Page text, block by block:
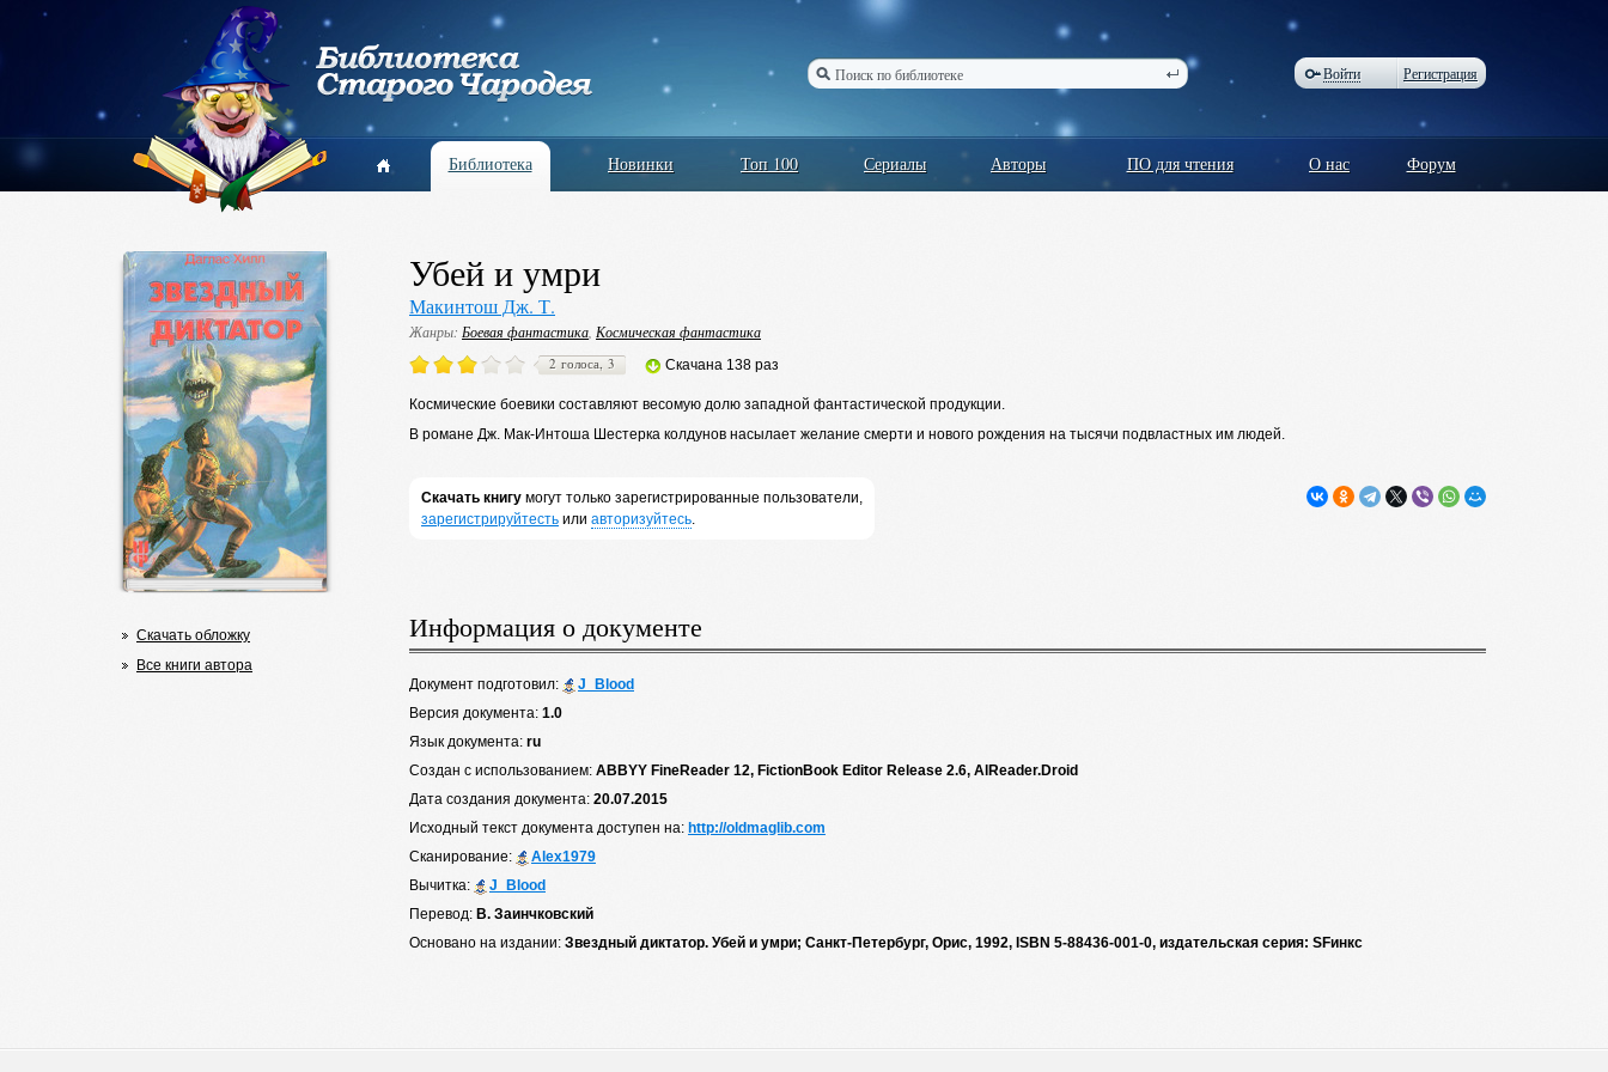
Войти Регистрация
Библиотека Новинки Топ 100 Сериалы Авторы ПО для чтения О нас Форум
Скачать обложку
Все книги автора
Убей и умри
Макинтош Дж. Т.
Жанры: Боевая фантастика Космическая фантастика
2 голоса, 3 Скачана 138 раз
Космические боевики составляют весомую долю западной фантастической продукции.
В романе Дж. Мак-Интоша Шестерка колдунов насылает желание смерти и нового рождения на тысячи подвластных им людей.
Скачать книгу могут только зарегистрированные пользователи,
зарегистрируйтесть или авторизуйтесь.
Информация о документе
Документ подготовил:
J_Blood
Версия документа: 1.0
Язык документа: ru
Создан с использованием: ABBYY FineReader 12, FictionBook Editor Release 2.6, AlReader.Droid
Дата создания документа: 20.07.2015
Исходный текст документа доступен на: http://oldmaglib.com
Сканирование:
Alex1979
Вычитка:
J_Blood
Перевод: В. Заинчковский
Основано на издании: Звездный диктатор. Убей и умри; Санкт-Петербург, Орис, 1992, ISBN 5-88436-001-0, издательская серия: SFинкс